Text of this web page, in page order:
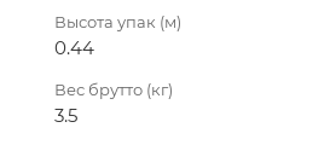
Высота упак (м)
0.44
Вес брутто (кг)
3.5